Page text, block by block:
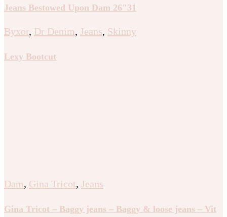
Jeans Bestowed Upon Dam 26″31
Byxor, Dr Denim, Jeans, Skinny
Lexy Bootcut
Dam, Gina Tricot, Jeans
Gina Tricot – Baggy jeans – Baggy & loose jeans – Vit